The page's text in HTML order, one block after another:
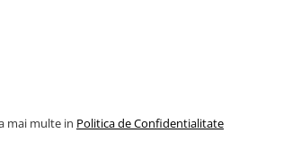
mai multe in Politica de Confidentialitate